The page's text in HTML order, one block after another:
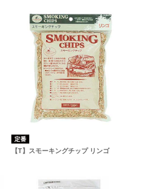
定番
【T】スモーキングチップ リンゴ